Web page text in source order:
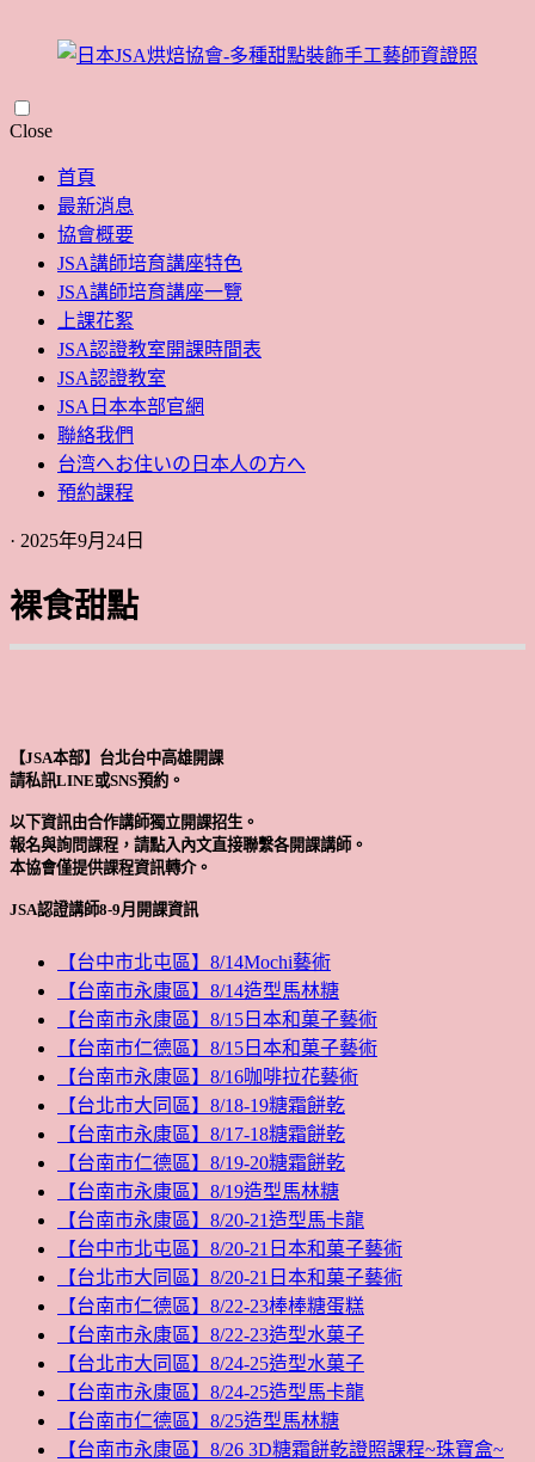
CloseSkip
content
首頁
最新消息
協會概要
JSA講師培育講座特色
JSA講師培育講座一覽
上課花絮
JSA認證教室開課時間表
JSA認證教室
JSA日本本部官網
聯絡我們
台湾へお住いの日本人の方へ
預約課程
· 2025年9月24日
裸食甜點
【JSA本部】台北台中高雄開課
請私訊LINE或SNS預約。
以下資訊由合作講師獨立開課招生。
報名與詢問課程，請點入內文直接聯繫各開課講師。
本協會僅提供課程資訊轉介。
JSA認證講師8-9月開課資訊
【台中市北屯區】8/14Mochi藝術
【台南市永康區】8/14造型馬林糖
【台南市永康區】8/15日本和菓子藝術
【台南市仁德區】8/15日本和菓子藝術
【台南市永康區】8/16咖啡拉花藝術
【台北市大同區】8/18-19糖霜餅乾
【台南市永康區】8/17-18糖霜餅乾
【台南市仁德區】8/19-20糖霜餅乾
【台南市永康區】8/19造型馬林糖
【台南市永康區】8/20-21造型馬卡龍
【台中市北屯區】8/20-21日本和菓子藝術
【台北市大同區】8/20-21日本和菓子藝術
【台南市仁德區】8/22-23棒棒糖蛋糕
【台南市永康區】8/22-23造型水菓子
【台北市大同區】8/24-25造型水菓子
【台南市永康區】8/24-25造型馬卡龍
【台南市仁德區】8/25造型馬林糖
【台南市永康區】8/26 3D糖霜餅乾證照課程~珠寶盒~